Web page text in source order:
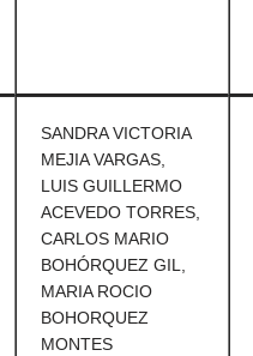
SANDRA VICTORIA
MEJIA VARGAS,
LUIS GUILLERMO
ACEVEDO TORRES,
CARLOS MARIO
BOHÓRQUEZ GIL,
MARIA ROCIO
BOHORQUEZ
MONTES